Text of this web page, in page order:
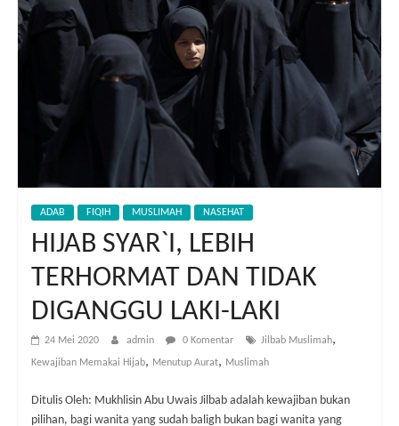
ADAB FIQIH MUSLIMAH NASEHAT
HIJAB SYAR`I, LEBIH
TERHORMAT DAN TIDAK
DIGANGGU LAKI-LAKI
24 Mei 2020 admin 0 Komentar Jilbab Muslimah,
Kewajiban Memakai Hijab, Menutup Aurat, Muslimah
Ditulis Oleh: Mukhlisin Abu Uwais Jilbab adalah kewajiban bukan
pilihan, bagi wanita yang sudah baligh bukan bagi wanita yang